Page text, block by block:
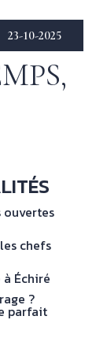
23-10-2025
—
chefs
Échiré
?
parfait